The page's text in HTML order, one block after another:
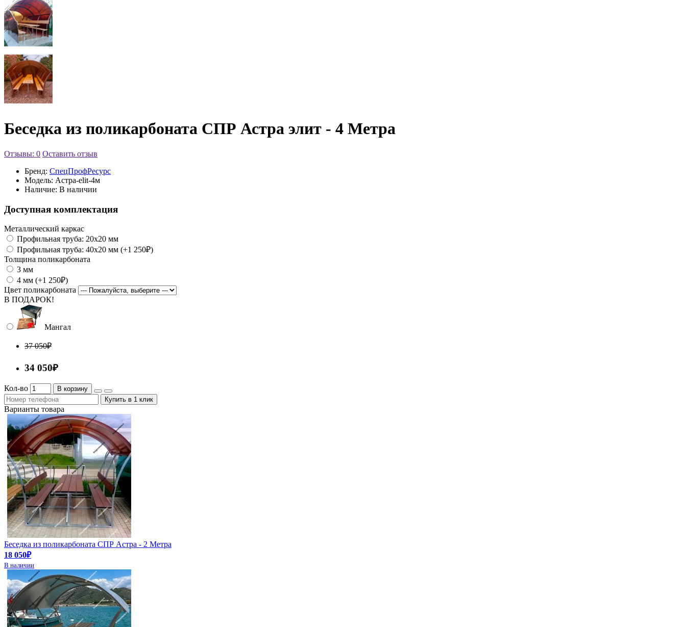
Беседка из поликарбоната СПР Астра элит - 4 Метра
Отзывы: 0 Оставить отзыв
Бренд: СпецПрофРесурс
Модель: Астра-elit-4м
Наличие: В наличии
Доступная комплектация
Металлический каркас
Профильная труба: 20x20 мм
Профильная труба: 40x20 мм (+1 250₽)
Толщина поликарбоната
3 мм
4 мм (+1 250₽)
Цвет поликарбоната
В ПОДАРОК!
Мангал
37 050₽
34 050₽
Кол-во
В корзину
Купить в 1 клик
Варианты товара
Беседка из поликарбоната СПР Астра - 2 Метра
18 050₽
В наличии